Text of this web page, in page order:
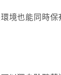
境也能同時